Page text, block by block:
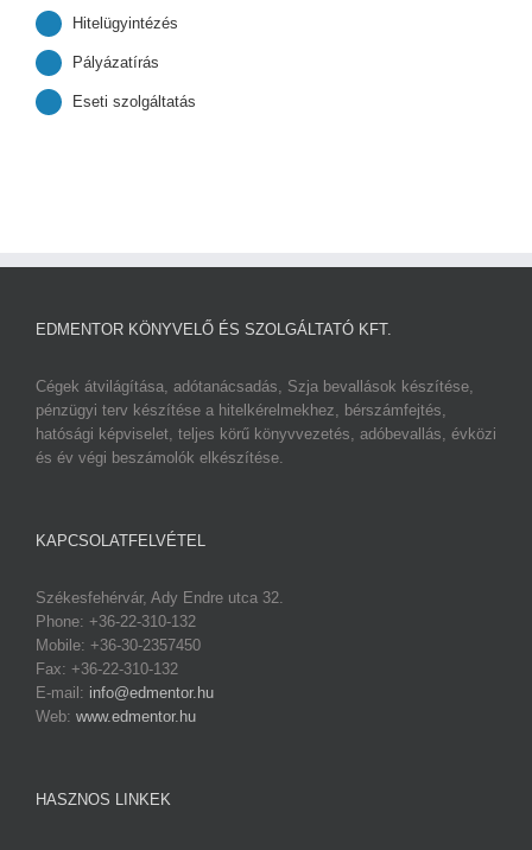
Hitelügyintézés
Pályázatírás
Eseti szolgáltatás
EDMENTOR KÖNYVELŐ ÉS SZOLGÁLTATÓ KFT.
Cégek átvilágítása, adótanácsadás, Szja bevallások készítése,
pénzügyi terv készítése a hitelkérelmekhez, bérszámfejtés,
hatósági képviselet, teljes körű könyvvezetés, adóbevallás, évközi
és év végi beszámolók elkészítése.
KAPCSOLATFELVÉTEL
Székesfehérvár, Ady Endre utca 32.
Phone: +36-22-310-132
Mobile: +36-30-2357450
Fax: +36-22-310-132
E-mail: info@edmentor.hu
Web: www.edmentor.hu
HASZNOS LINKEK